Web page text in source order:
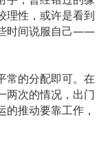
理性，或许是看到
时间说服自己——
常的分配即可。在
两次的情况，出门
推动要靠工作，